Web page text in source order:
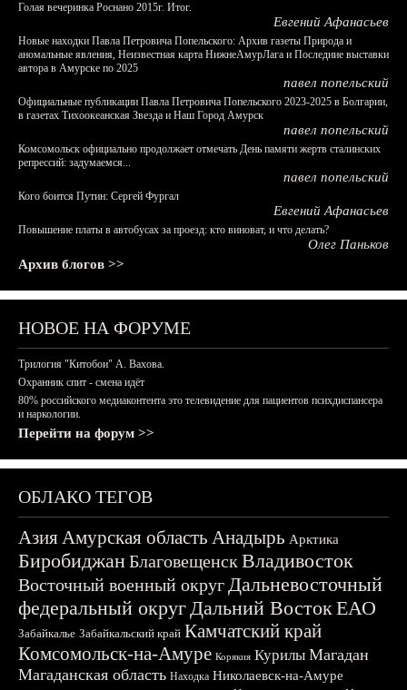
Голая вечеринка Роснано 2015г. Итог.
Евгений Афанасьев
Новые находки Павла Петровича Попельского: Архив газеты Природа и
аномальные явления, Неизвестная карта НижнеАмурЛага и Последние выставки
автора в Амурске по 2025
павел попельский
Официальные публикации Павла Петровича Попельского 2023-2025 в Болгарии,
в газетах Тихоокеанская Звезда и Наш Город Амурск
павел попельский
Комсомольск официально продолжает отмечать День памяти жертв сталинских
репрессий: задумаемся...
павел попельский
Кого боится Путин: Сергей Фургал
Евгений Афанасьев
Повышение платы в автобусах за проезд: кто виноват, и что делать?
Олег Паньков
Архив блогов >>
НОВОЕ НА ФОРУМЕ
Трилогия "Китобои" А. Вахова.
Охранник спит - смена идёт
80% российского медиаконтента это телевидение для пациентов психдиспансера
и наркологии.
Перейти на форум >>
ОБЛАКО ТЕГОВ
АзияАмурская область Анадырь Арктика
БиробиджанБлаговещенскВладивосток
Восточный военный округДальневосточный
федеральный округДальний ВостокЕАО
Забайкалье Забайкальский край Камчатский край
Комсомольск-на-Амуре Корякия Курилы Магадан
Магаданская область Находка Николаевск-на-Амуре